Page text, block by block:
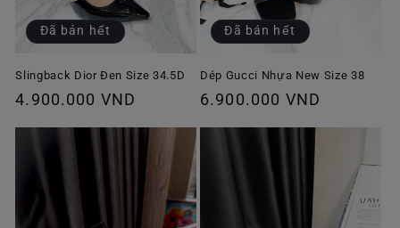
Đã bán hết
Slingback Dior Đen Size 34.5D
Giá
thường
4.900.000 VND
Đã bán hết
Dép Gucci Nhựa New Size 38
Giá
6.900.000 VND